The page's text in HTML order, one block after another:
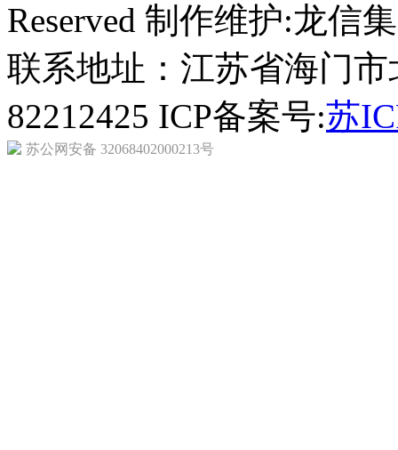
Reserved 制作维护:龙信
联系地址：江苏省海门
82212425 ICP备案号:苏
苏公网安备 32068402000213号